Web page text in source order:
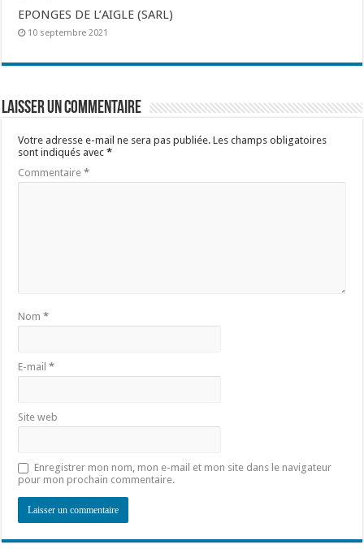
EPONGES DE L’AIGLE (SARL)
10 septembre 2021
Laisser un commentaire
Votre adresse e-mail ne sera pas publiée. Les champs obligatoires
sont indiqués avec*
Commentaire*
Nom*
E-mail*
Site web
Enregistrer mon nom, mon e-mail et mon site dans le navigateur
pour mon prochain commentaire.